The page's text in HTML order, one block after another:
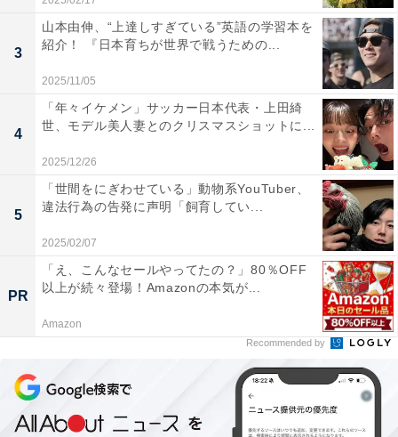
3
山本由伸、“上達しすぎている”英語の学習本を
紹介！ 『日本育ちが世界で戦うための...
2025/11/05
4
「年々イケメン」サッカー日本代表・上田綺
世、モデル美人妻とのクリスマスショットに...
2025/12/26
5
「世間をにぎわせている」動物系YouTuber、
違法行為の告発に声明「飼育してい...
2025/02/07
PR
「え、こんなセールやってたの？」80％OFF
以上が続々登場！Amazonの本気が...
Amazon
Recommended by